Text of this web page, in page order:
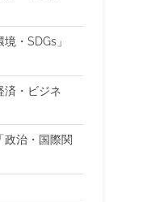
・SDGs」
済・ビジネ
政治・国際関